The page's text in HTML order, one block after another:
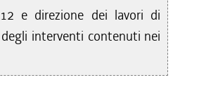
e direzione dei lavori di
degli interventi contenuti nei